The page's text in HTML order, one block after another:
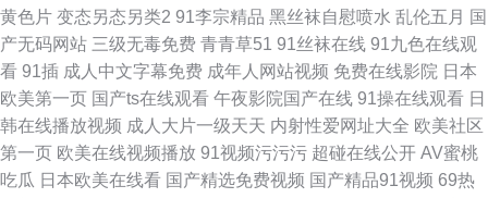
黄色片 变态另态另类2 91李宗精品 黑丝袜自慰喷水 乱伦五月 国
产无码网站 三级无毒免费 青青草51 91丝袜在线 91九色在线观
看 91插 成人中文字幕免费 成年人网站视频 免费在线影院 日本
欧美第一页 国产ts在线观看 午夜影院国产在线 91操在线观看 日
韩在线播放视频 成人大片一级天天 内射性爱网址大全 欧美社区
第一页 欧美在线视频播放 91视频污污污 超碰在线公开 AV蜜桃
吃瓜 日本欧美在线看 国产精选免费视频 国产精品91视频 69热